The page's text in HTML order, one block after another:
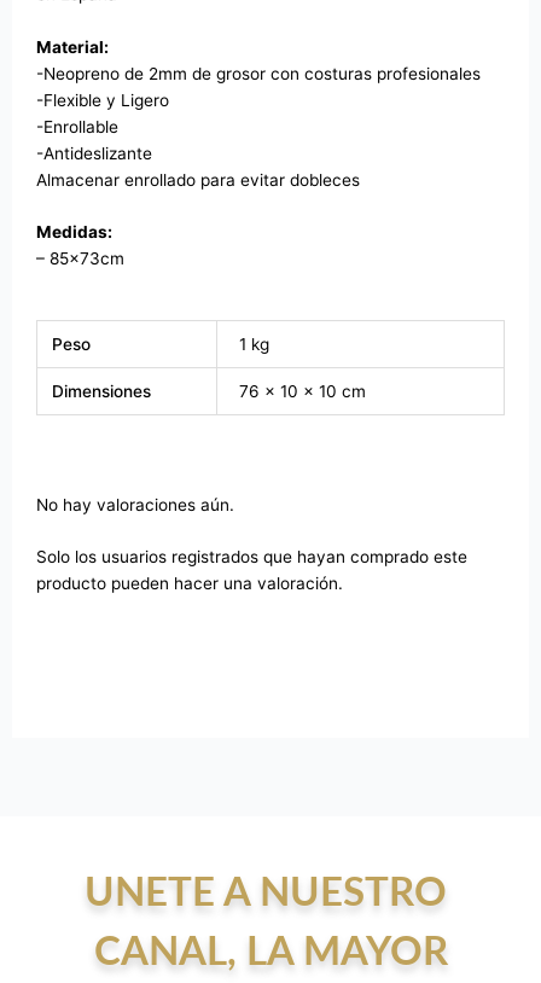
Material:
-Neopreno de 2mm de grosor con costuras profesionales
-Flexible y Ligero
-Enrollable
-Antideslizante
Almacenar enrollado para evitar dobleces
Medidas:
– 85x73cm
Peso 1 kg
Dimensiones 76 × 10 × 10 cm
No hay valoraciones aún.
Solo los usuarios registrados que hayan comprado este
producto pueden hacer una valoración.
UNETE A NUESTRO
CANAL, LA MAYOR